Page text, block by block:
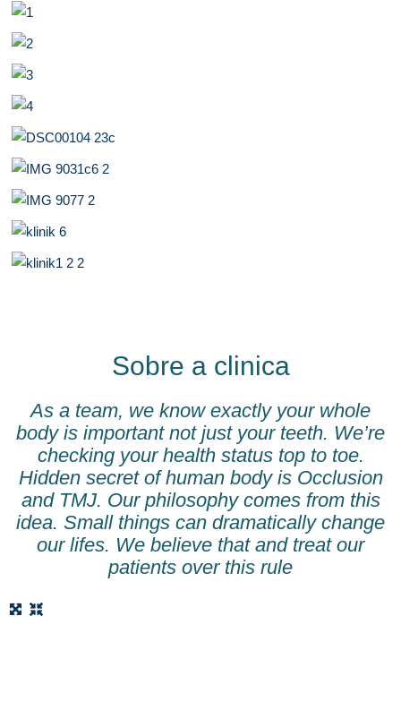
Sobre a clinica
As a team, we know exactly your whole
body is important not just your teeth. We’re
checking your health status top to toe.
Hidden secret of human body is Occlusion
and TMJ. Our philosophy comes from this
idea. Small things can dramatically change
our lifes. We believe that and treat our
patients over this rule